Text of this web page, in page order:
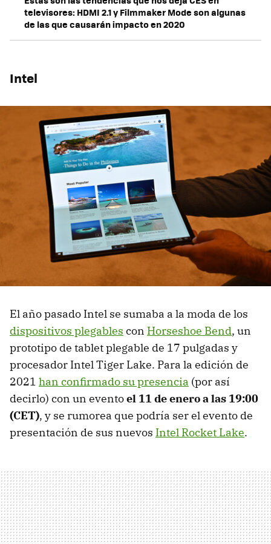
televisores: HDMI 2.1 y Filmmaker Mode son algunas
de las que causarán impacto en 2020
Intel
El año pasado Intel se sumaba a la moda de los
dispositivos plegables con Horseshoe Bend, un
prototipo de tablet plegable de 17 pulgadas y
procesador Intel Tiger Lake. Para la edición de
2021 han confirmado su presencia (por así
decirlo) con un eventoel 11 de enero a las 19:00
(CET), y se rumorea que podría ser el evento de
presentación de sus nuevos Intel Rocket Lake.